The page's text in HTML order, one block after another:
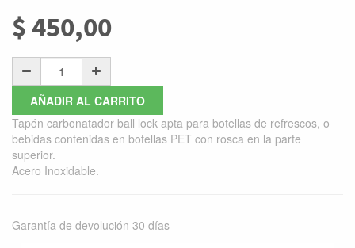
$450,00
AÑADIR AL CARRITO
Tapón carbonatador ball lock apta para botellas de refrescos, o
bebidas contenidas en botellas PET con rosca en la parte
superior.
Acero Inoxidable.
Garantía de devolución 30 días